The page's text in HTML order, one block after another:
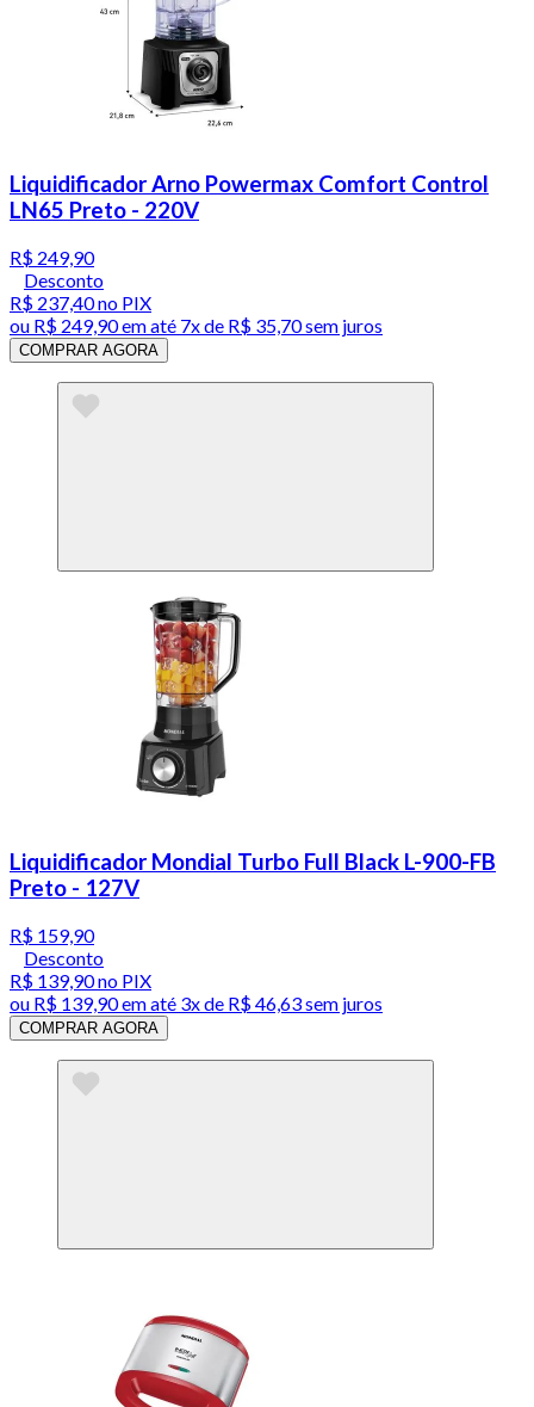
Liquidificador Arno Powermax Comfort Control
LN65 Preto - 220V
R$ 249,90
Desconto
R$ 237,40no PIX
ou R$ 249,90em até 7x de R$ 35,70 sem juros
COMPRAR AGORA
Liquidificador Mondial Turbo Full Black L-900-FB
Preto - 127V
R$ 159,90
Desconto
R$ 139,90no PIX
ou R$ 139,90em até 3x de R$ 46,63 sem juros
COMPRAR AGORA